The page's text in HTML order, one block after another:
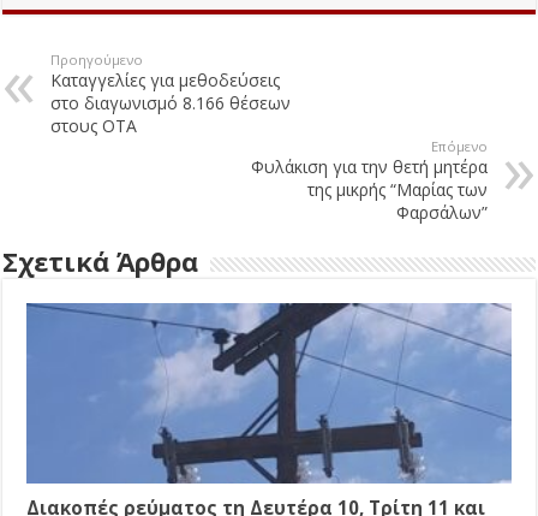
Προηγούμενο
Καταγγελίες για μεθοδεύσεις
στο διαγωνισμό 8.166 θέσεων
στους ΟΤΑ
Επόμενο
Φυλάκιση για την θετή μητέρα
της μικρής “Μαρίας των
Φαρσάλων”
Σχετικά Άρθρα
Διακοπές ρεύματος τη Δευτέρα 10, Τρίτη 11 και